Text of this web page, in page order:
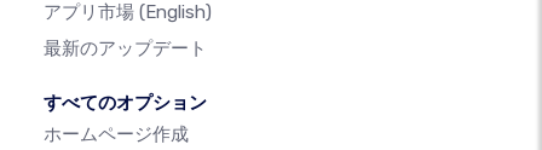
アプリ市場 (English)
最新のアップデート
すべてのオプション
ホームページ作成